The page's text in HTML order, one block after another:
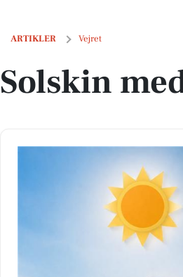
ARTIKLER Vejret
Solskin med lidt bid i vinden
Solskin